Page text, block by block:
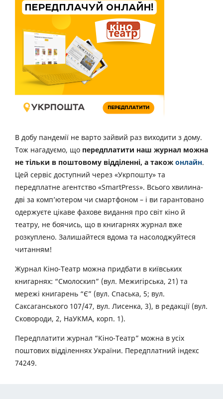
В добу пандемії не варто зайвий раз виходити з дому.
Тож нагадуємо, що передплатити наш журнал можна
не тільки в поштовому відділенні, а також онлайн.
Цей сервіс доступний через «Укрпошту» та
передплатне агентство «SmartPress». Всього хвилина-
дві за комп’ютером чи смартфоном – і ви гарантовано
одержуєте цікаве фахове видання про світ кіно й
театру, не боячись, що в книгарнях журнал вже
розкуплено. Залишайтеся вдома та насолоджуйтеся
читанням!
Журнал Кіно-Театр можна придбати в київських
книгарнях: “Смолоскип” (вул. Межигірська, 21) та
мережі книгарень “Є” (вул. Спаська, 5; вул.
Саксаганського 107/47, вул. Лисенка, 3), в редакції (вул.
Сковороди, 2, НаУКМА, корп. 1).
Передплатити журнал “Кіно-Театр” можна в усіх
поштових відділеннях України. Передплатний індекс
74249.